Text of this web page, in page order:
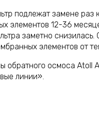
подлежат замене
элементов 12-36
заметно снизилась.
элементов от
обратного осмоса Atoll
линии».